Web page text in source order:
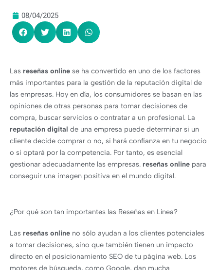
08/04/2025
Las reseñas online se ha convertido en uno de los factores
más importantes para la gestión de la reputación digital de
las empresas. Hoy en día, los consumidores se basan en las
opiniones de otras personas para tomar decisiones de
compra, buscar servicios o contratar a un profesional. La
reputación digital de una empresa puede determinar si un
cliente decide comprar o no, si hará confianza en tu negocio
o si optará por la competencia. Por tanto, es esencial
gestionar adecuadamente las empresas. reseñas online para
conseguir una imagen positiva en el mundo digital.
¿Por qué son tan importantes las Reseñas en Línea?
Las reseñas online no sólo ayudan a los clientes potenciales
a tomar decisiones, sino que también tienen un impacto
directo en el posicionamiento SEO de tu página web. Los
motores de búsqueda, como Google, dan mucha